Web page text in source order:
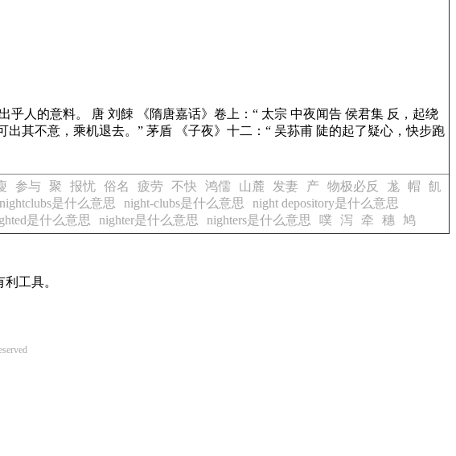
乎人的意料。 唐 刘餗 《隋唐嘉话》 卷上：“ 太宗 中夜闻告 侯君集 反，起绕
出其不意，乘机退去。” 茅盾 《子夜》 十二：“ 吴荪甫 陡的起了疑心，快步跑
参与 聚 报忧 俗名 疲劳 不快 鸿儒 山麓 发妻 产 物极必反 尨 帽
飢
nightclubs是什么意思 night-clubs是什么意思
night depository是什么意思
是什么意思 nighter是什么意思 nighters是什么意思 噗 泻 牵 穗 鸠
工具。